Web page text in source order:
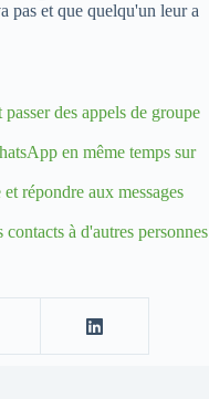
pas et que quelqu'un leur a
des appels de groupe
en même temps sur
répondre aux messages
à d'autres personnes